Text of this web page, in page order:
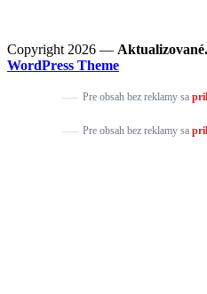
Copyright 2026 —
WordPress Theme
Pre obsah bez reklamy sa